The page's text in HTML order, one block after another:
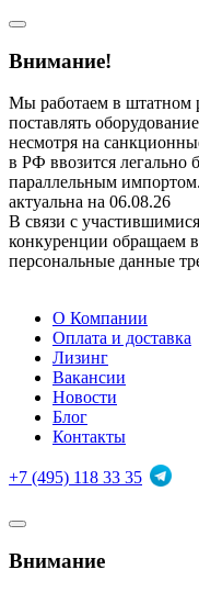
Внимание!
Мы работаем в штатном
поставлять
несмотря на
в РФ ввозится легально
параллельным
актуальна на 06.08.26
В связи с
конкуренции обращаем
персональные данные
О Компании
Оплата и доставка
Лизинг
Вакансии
Новости
Блог
Контакты
+7 (495) 118 33 35
Внимание